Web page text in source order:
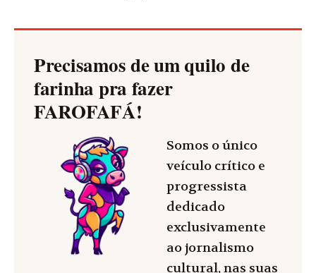
Precisamos de um quilo de
farinha pra fazer
FAROFAFÁ!
Somos o único
veículo crítico e
progressista
dedicado
exclusivamente
ao jornalismo
cultural, nas suas